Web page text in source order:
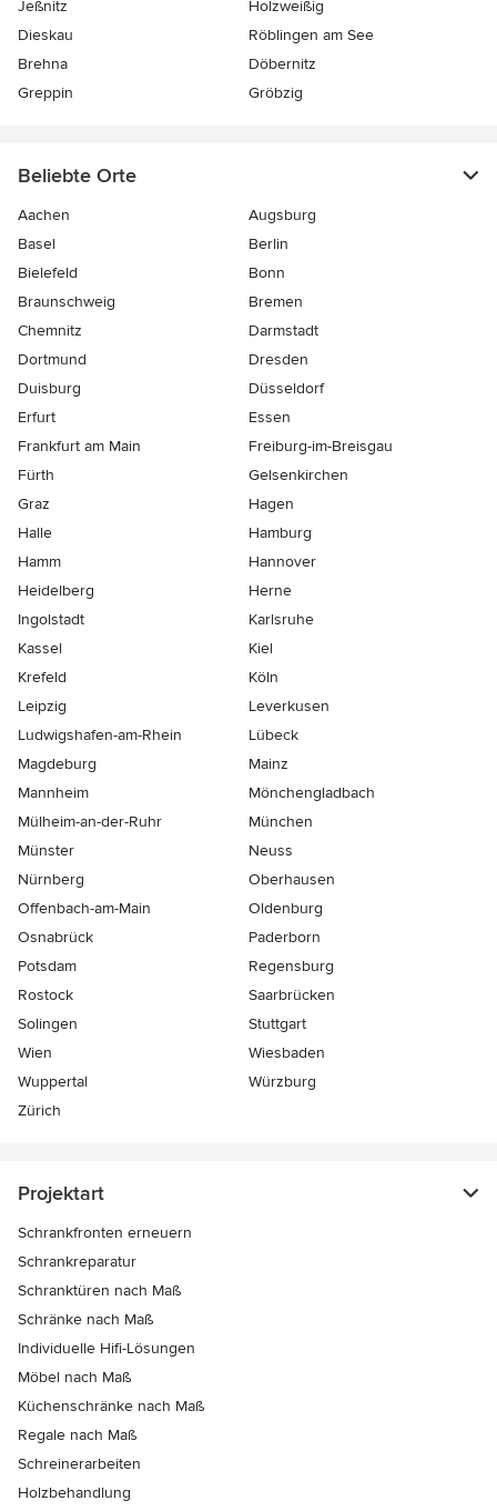
Jeßnitz
Holzweißig
Dieskau
Röblingen am See
Brehna
Döbernitz
Greppin
Gröbzig
Beliebte Orte
Aachen
Augsburg
Basel
Berlin
Bielefeld
Bonn
Braunschweig
Bremen
Chemnitz
Darmstadt
Dortmund
Dresden
Duisburg
Düsseldorf
Erfurt
Essen
Frankfurt am Main
Freiburg-im-Breisgau
Fürth
Gelsenkirchen
Graz
Hagen
Halle
Hamburg
Hamm
Hannover
Heidelberg
Herne
Ingolstadt
Karlsruhe
Kassel
Kiel
Krefeld
Köln
Leipzig
Leverkusen
Ludwigshafen-am-Rhein
Lübeck
Magdeburg
Mainz
Mannheim
Mönchen­gladbach
Mülheim-an-der-Ruhr
München
Münster
Neuss
Nürnberg
Oberhausen
Offenbach-am-Main
Oldenburg
Osnabrück
Paderborn
Potsdam
Regensburg
Rostock
Saarbrücken
Solingen
Stuttgart
Wien
Wiesbaden
Wuppertal
Würzburg
Zürich
Projektart
Schrankfronten erneuern
Schrankreparatur
Schranktüren nach Maß
Schränke nach Maß
Individuelle Hifi-Lösungen
Möbel nach Maß
Küchenschränke nach Maß
Regale nach Maß
Schreinerarbeiten
Holzbehandlung